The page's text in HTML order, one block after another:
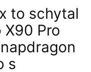
to schytal
X90 Pro
s